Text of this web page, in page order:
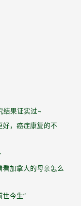
结果证实过~
好，癌症康复的不
加拿大的母亲怎么
世今生”